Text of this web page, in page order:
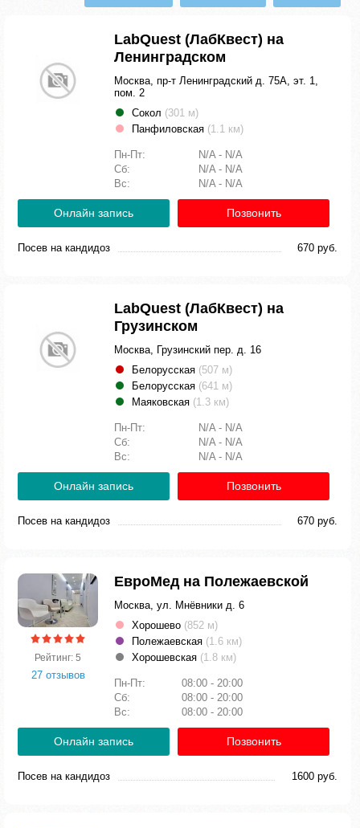
LabQuest (ЛабКвест) на
Ленинградском
Москва, пр-т Ленинградский д. 75А, эт. 1,
пом. 2
Сокол (301 м)
Панфиловская (1.1 км)
Пн-Пт:
N/A - N/A
Сб:
N/A - N/A
Вс:
N/A - N/A
Онлайн запись Позвонить
Посев на кандидоз 670 руб.
LabQuest (ЛабКвест) на
Грузинском
Москва, Грузинский пер. д. 16
Белорусская (507 м)
Белорусская (641 м)
Маяковская (1.3 км)
Пн-Пт:
N/A - N/A
Сб:
N/A - N/A
Вс:
N/A - N/A
Онлайн запись Позвонить
Посев на кандидоз 670 руб.
Рейтинг: 5
27 отзывов
ЕвроМед на Полежаевской
Москва, ул. Мнёвники д. 6
Хорошево (852 м)
Полежаевская (1.6 км)
Хорошевская (1.8 км)
Пн-Пт:
08:00 - 20:00
Сб:
08:00 - 20:00
Вс:
08:00 - 20:00
Онлайн запись Позвонить
Посев на кандидоз 1600 руб.